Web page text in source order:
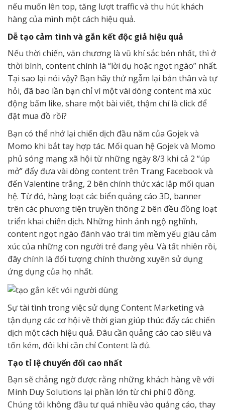
nếu muốn lên top, tăng lượt traffic và thu hút khách
hàng của mình một cách hiệu quả.
Dễ tạo cảm tình và gắn kết độc giả hiệu quả
Nếu thời chiến, văn chương là vũ khí sắc bén nhất, thì ở
thời bình, content chính là “lời dụ hoặc ngọt ngào” nhất.
Tại sao lại nói vậy? Bạn hãy thử ngẫm lại bản thân và tự
hỏi, đã bao lần bạn chỉ vì một vài dòng content mà xúc
động bấm like, share một bài viết, thậm chí là click để
đặt mua đồ rồi?
Bạn có thể nhớ lại chiến dịch đầu năm của Gojek và
Momo khi bắt tay hợp tác. Mối quan hệ Gojek và Momo
phủ sóng mạng xã hội từ những ngày 8/3 khi cả 2 “úp
mở” đẩy đưa vài dòng content trên Trang Facebook và
đến Valentine trắng, 2 bên chính thức xác lập mối quan
hệ. Từ đó, hàng loạt các biển quảng cáo 3D, banner
trên các phương tiện truyền thông 2 bên đều đồng loạt
triển khai chiến dịch. Những hình ảnh ngộ nghĩnh,
content ngọt ngào đánh vào trái tim mềm yếu giàu cảm
xúc của những con người trẻ đang yêu. Và tất nhiên rồi,
đây chính là đối tượng chính thường xuyên sử dụng
ứng dụng của họ nhất.
Sự tài tình trong việc sử dụng Content Marketing và
tận dụng các cơ hội về thời gian giúp thúc đẩy các chiến
dịch một cách hiệu quả. Đâu cần quảng cáo cao siêu và
tốn kém, đôi khỉ cần chỉ Content là đủ.
Tạo tỉ lệ chuyển đổi cao nhất
Bạn sẽ chẳng ngờ được rằng những khách hàng về với
Minh Duy Solutions lại phần lớn từ chi phí 0 đồng.
Chúng tôi không đầu tư quá nhiều vào quảng cáo, thay